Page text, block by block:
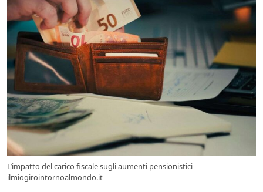
L’impatto del carico fiscale sugli aumenti pensionistici-
ilmiogirointornoalmondo.it